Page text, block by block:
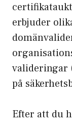
erbjuder
valideringar
på
Efter att du